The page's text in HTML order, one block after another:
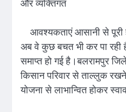
और व्यक्तिगत
आवश्यकताएं आसानी से पूरी
अब वे कुछ बचत भी कर पा
समाप्त हो गई है।बलरामपुर
किसान परिवार से ताल्लुक
योजना से लाभान्वित होकर